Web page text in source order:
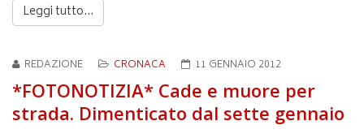
Leggi tutto...
REDAZIONE CRONACA 11 GENNAIO 2012
*FOTONOTIZIA* Cade e muore per
strada. Dimenticato dal sette gennaio